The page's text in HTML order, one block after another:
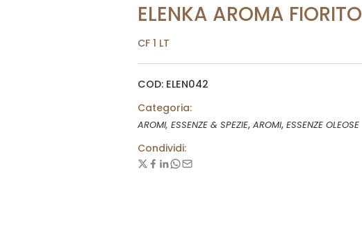
ELENKA AROMA FIORITO
CF 1 LT
COD: ELEN042
Categoria:
AROMI, ESSENZE & SPEZIE, AROMI, ESSENZE OLEOSE
Condividi: